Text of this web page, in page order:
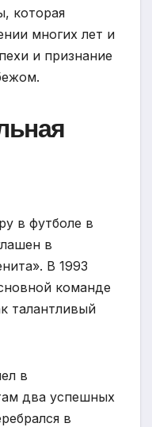
которая
многих лет и
и признание
в футболе в
в
В 1993
команде
талантливый
в
два успешных
в